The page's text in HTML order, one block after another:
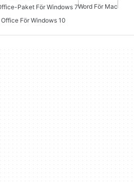
Paket För Windows 7Word För Mac
För Windows 10